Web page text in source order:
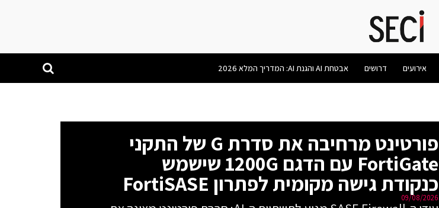
אירועים דרושים אבטחת AI והגנת AI: המדריך המלא 2026
פורטינט מרחיבה את סדרת G של התקני
FortiGate עם הדגם 1200G שישמש
כנקודת גישה מקומית לפתרון FortiSASE
09/08/2026